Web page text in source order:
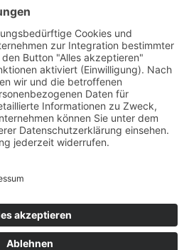
07.01.2026
bei der